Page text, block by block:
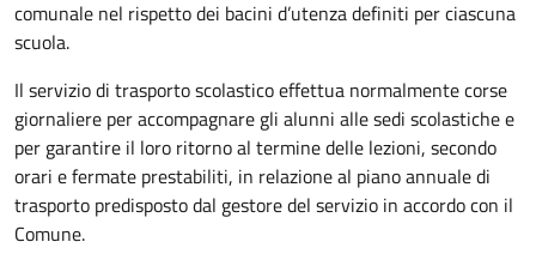
comunale nel rispetto dei bacini d’utenza definiti per ciascuna
scuola.
Il servizio di trasporto scolastico effettua normalmente corse
giornaliere per accompagnare gli alunni alle sedi scolastiche e
per garantire il loro ritorno al termine delle lezioni, secondo
orari e fermate prestabiliti, in relazione al piano annuale di
trasporto predisposto dal gestore del servizio in accordo con il
Comune.